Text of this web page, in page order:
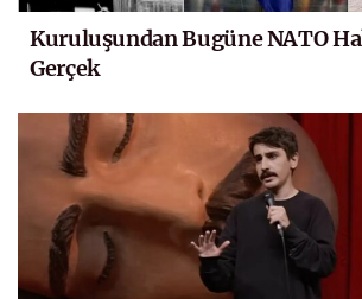
Kuruluşundan Bugüne NATO
Gerçek